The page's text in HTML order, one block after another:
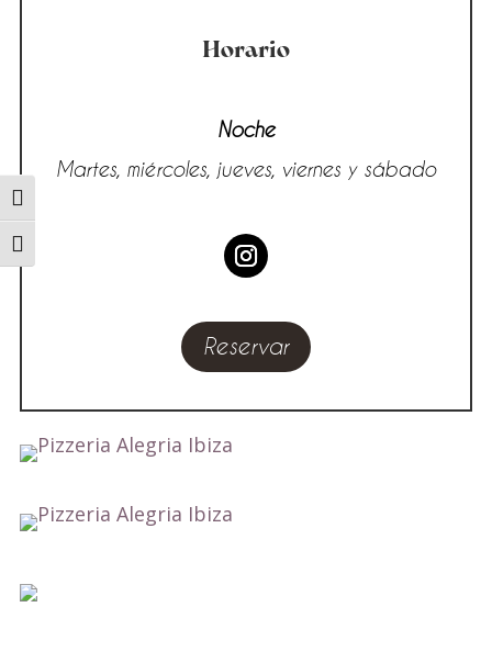
Alternar alto contraste
Alternar tamaño de letra
Horario
Noche
Martes, miércoles, jueves, viernes y sábado
Reservar